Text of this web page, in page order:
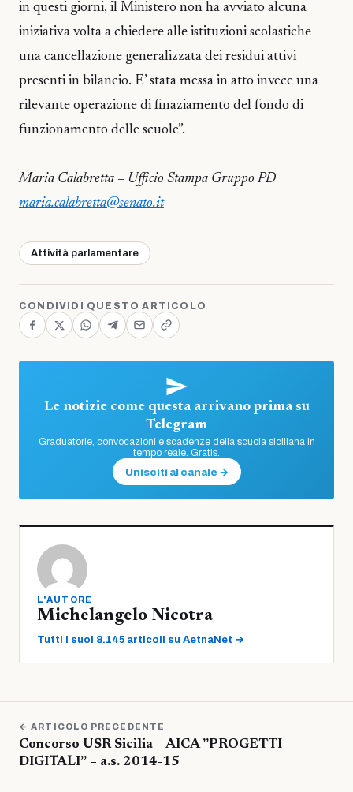
in questi giorni, il Ministero non ha avviato alcuna
iniziativa volta a chiedere alle istituzioni scolastiche
una cancellazione generalizzata dei residui attivi
presenti in bilancio. E’ stata messa in atto invece una
rilevante operazione di finaziamento del fondo di
funzionamento delle scuole”.
Maria Calabretta – Ufficio Stampa Gruppo PD
maria.calabretta@senato.it
Attività parlamentare
CONDIVIDI QUESTO ARTICOLO
Le notizie come questa arrivano prima su
Telegram
Graduatorie, convocazioni e scadenze della scuola siciliana in
tempo reale. Gratis.
Unisciti al canale →
L'AUTORE
Michelangelo Nicotra
Tutti i suoi 8.145 articoli su AetnaNet →
← ARTICOLO PRECEDENTE
Concorso USR Sicilia – AICA ”PROGETTI
DIGITALI” – a.s. 2014-15